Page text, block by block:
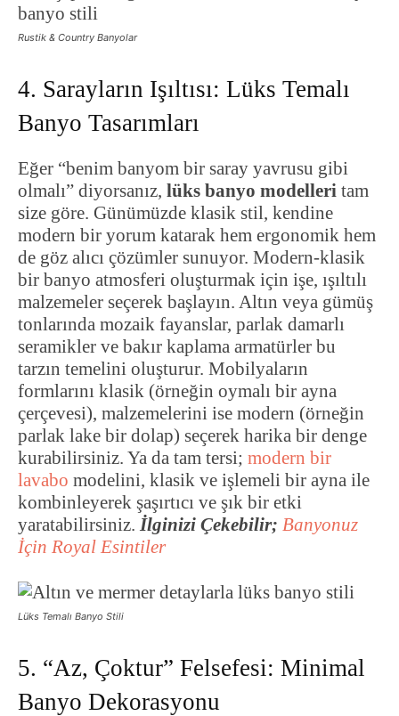
Rustik & Country Banyolar
4. Sarayların Işıltısı: Lüks Temalı
Banyo Tasarımları
Eğer “benim banyom bir saray yavrusu gibi
olmalı” diyorsanız, lüks banyo modelleri tam
size göre. Günümüzde klasik stil, kendine
modern bir yorum katarak hem ergonomik hem
de göz alıcı çözümler sunuyor. Modern-klasik
bir banyo atmosferi oluşturmak için işe, ışıltılı
malzemeler seçerek başlayın. Altın veya gümüş
tonlarında mozaik fayanslar, parlak damarlı
seramikler ve bakır kaplama armatürler bu
tarzın temelini oluşturur. Mobilyaların
formlarını klasik (örneğin oymalı bir ayna
çerçevesi), malzemelerini ise modern (örneğin
parlak lake bir dolap) seçerek harika bir denge
kurabilirsiniz. Ya da tam tersi; modern bir
lavabo modelini, klasik ve işlemeli bir ayna ile
kombinleyerek şaşırtıcı ve şık bir etki
yaratabilirsiniz. İlginizi Çekebilir; Banyonuz
İçin Royal Esintiler
Lüks Temalı Banyo Stili
5. “Az, Çoktur” Felsefesi: Minimal
Banyo Dekorasyonu